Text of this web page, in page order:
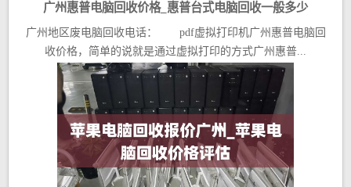
广州惠普电脑回收价格_惠普台式电脑回收一般多少
广州地区废电脑回收电话： pdf虚拟打印机广州惠普电脑回
收价格，简单的说就是通过虚拟打印的方式广州惠普...